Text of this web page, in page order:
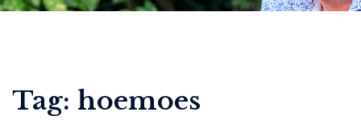
Tag: hoemoes